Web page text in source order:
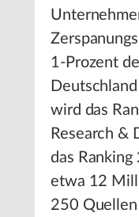
1-Prozent
wird das
Research &
das
etwa 12
250